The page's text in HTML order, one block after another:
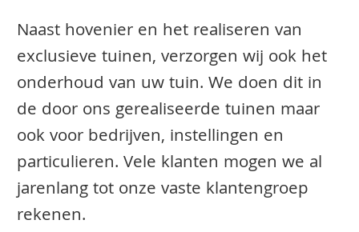
Naast hovenier en het realiseren van
exclusieve tuinen, verzorgen wij ook het
onderhoud van uw tuin. We doen dit in
de door ons gerealiseerde tuinen maar
ook voor bedrijven, instellingen en
particulieren. Vele klanten mogen we al
jarenlang tot onze vaste klantengroep
rekenen.